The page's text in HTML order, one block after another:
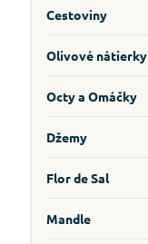
Cestoviny
Olivové nátierky
Octy a Omáčky
Džemy
Flor de Sal
Mandle